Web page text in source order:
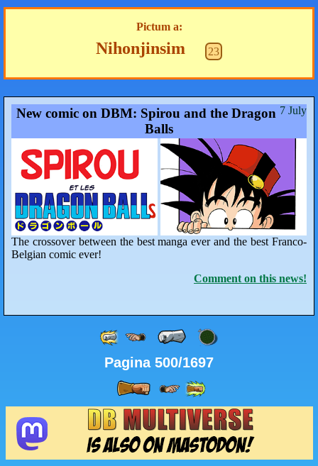
Pictum a:
Nihonjinsim 23
7 July
New comic on DBM: Spirou and the Dragon
Balls
The crossover between the best manga ever and the best Franco-
Belgian comic ever!
Comment on this news!
Pagina 500/1697